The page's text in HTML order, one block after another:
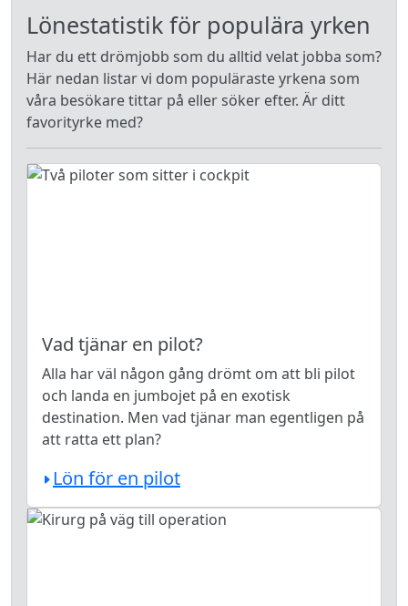
Lönestatistik för populära yrken
Har du ett drömjobb som du alltid velat jobba som?
Här nedan listar vi dom populäraste yrkena som
våra besökare tittar på eller söker efter. Är ditt
favorityrke med?
Vad tjänar en pilot?
Alla har väl någon gång drömt om att bli pilot
och landa en jumbojet på en exotisk
destination. Men vad tjänar man egentligen på
att ratta ett plan?
Lön för en pilot